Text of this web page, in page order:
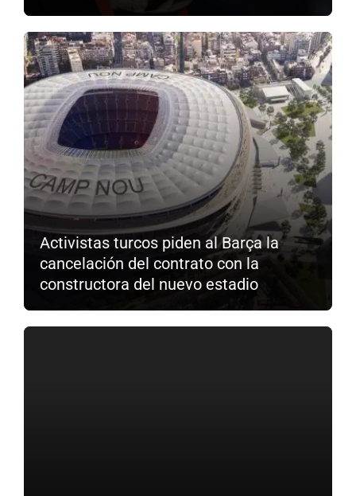
Activistas turcos piden al Barça la
cancelación del contrato con la
constructora del nuevo estadio